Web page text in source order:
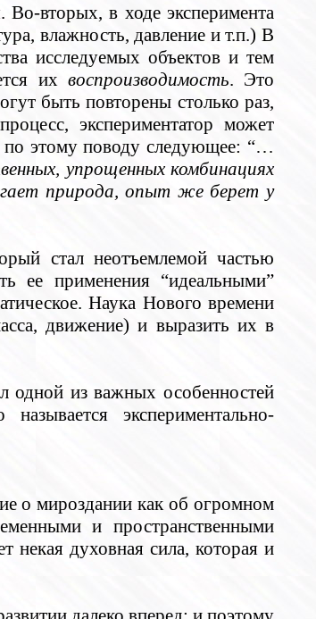
Во-вторых, в ходе эксперимента
влажность, давление и т.п.) В
исследуемых объектов и тем
ихвоспроизводимость. Это
быть повторены столько раз,
экспериментатор может
по этому поводу следующее: “…
упрощенных комбинациях
природа, опыт же берет у
стал неотъемлемой частью
ее применения “идеальными”
Наука Нового времени
движение) и выразить их в
одной из важных особенностей
экспериментально-
о мироздании как об огромном
и пространственными
некая духовная сила, которая и